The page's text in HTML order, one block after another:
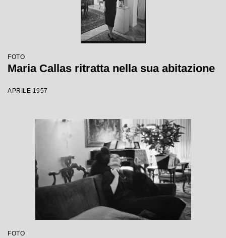
FOTO
Maria Callas ritratta nella sua abitazione
APRILE 1957
FOTO